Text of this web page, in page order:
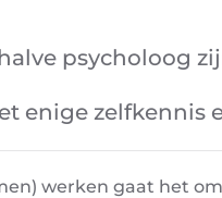
psycholoog
enige zelfkennis
werken gaat het om